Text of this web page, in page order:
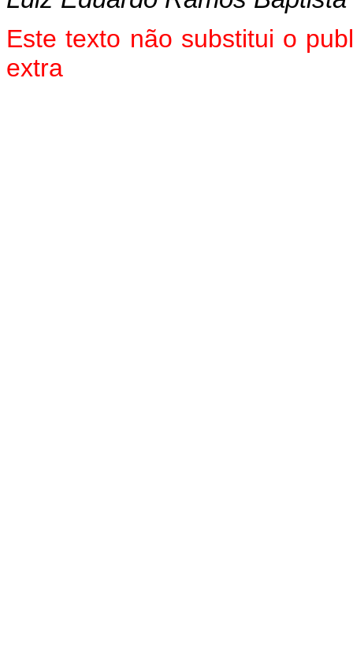
Este texto não substitui o
extra